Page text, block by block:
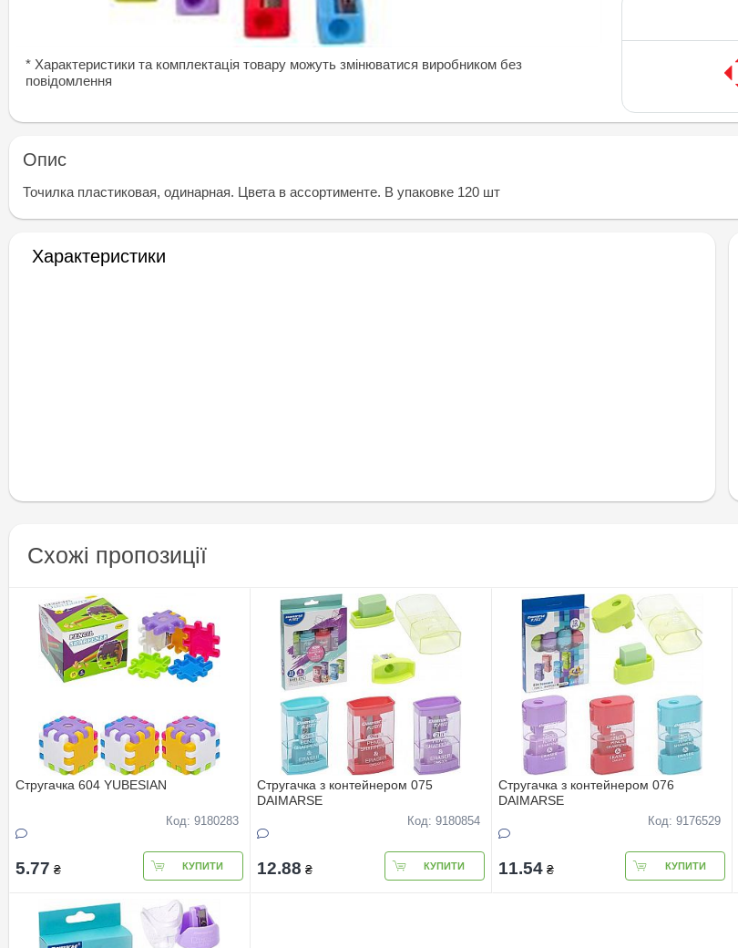
* Характеристики та комплектація товару можуть змінюватися виробником без
повідомлення
Опис
Точилка пластиковая, одинарная. Цвета в ассортименте. В упаковке 120 шт
Характеристики
Схожі пропозиції
Стругачка 604 YUBESIAN
Код: 9180283
5.77 ₴ КУПИТИ
Стругачка з контейнером 075
DAIMARSE
Код: 9180854
12.88 ₴ КУПИТИ
Стругачка з контейнером 076
DAIMARSE
Код: 9176529
11.54 ₴ КУПИТИ